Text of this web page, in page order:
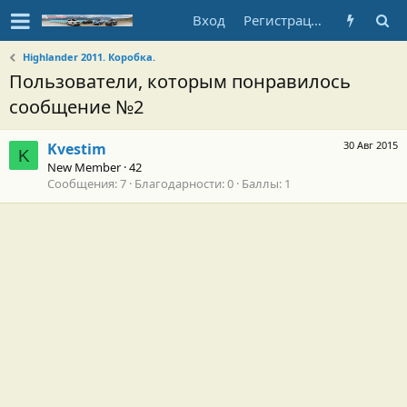
Вход Регистрация
Highlander 2011. Коробка.
Пользователи, которым понравилось
сообщение №2
K
30 Авг 2015
Kvestim
New Member ·42
Сообщения 7 Благодарности 0 Баллы 1